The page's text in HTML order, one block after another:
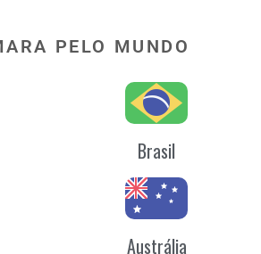
PELO MUNDO
Brasil
Austrália